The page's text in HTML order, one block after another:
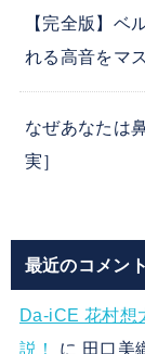
【完全版】ベ
れる高音をマ
なぜあなたは
実］
最近のコメント
Da-iCE 花村想
説！
に 田口美